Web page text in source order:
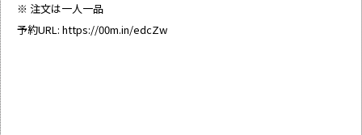
※ 注文は一人一品
予約URL: https://00m.in/edcZw